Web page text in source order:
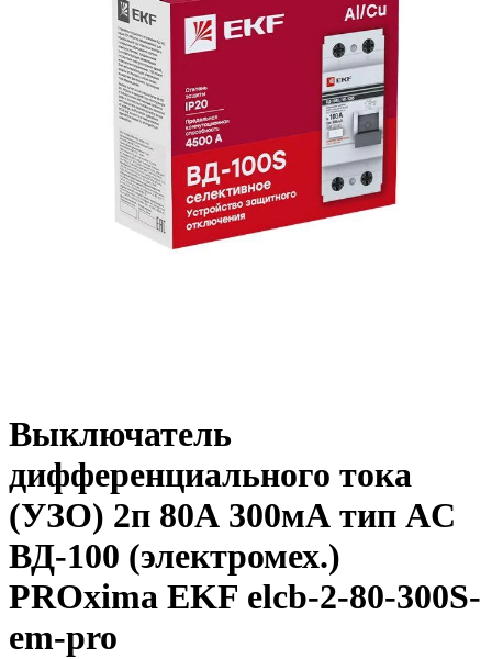
Выключатель
дифференциального тока
(УЗО) 2п 80А 300мА тип AC
ВД-100 (электромех.)
PROxima EKF elcb-2-80-300S-
em-pro